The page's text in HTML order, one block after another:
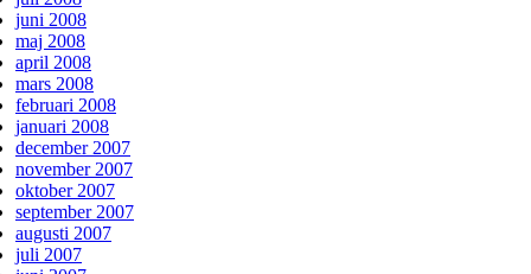
juni 2008
maj 2008
april 2008
mars 2008
februari 2008
januari 2008
december 2007
november 2007
oktober 2007
september 2007
augusti 2007
juli 2007